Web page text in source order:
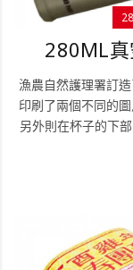
280ML
漁農自然護理署訂
印刷了兩個不同的
另外則在杯子的下